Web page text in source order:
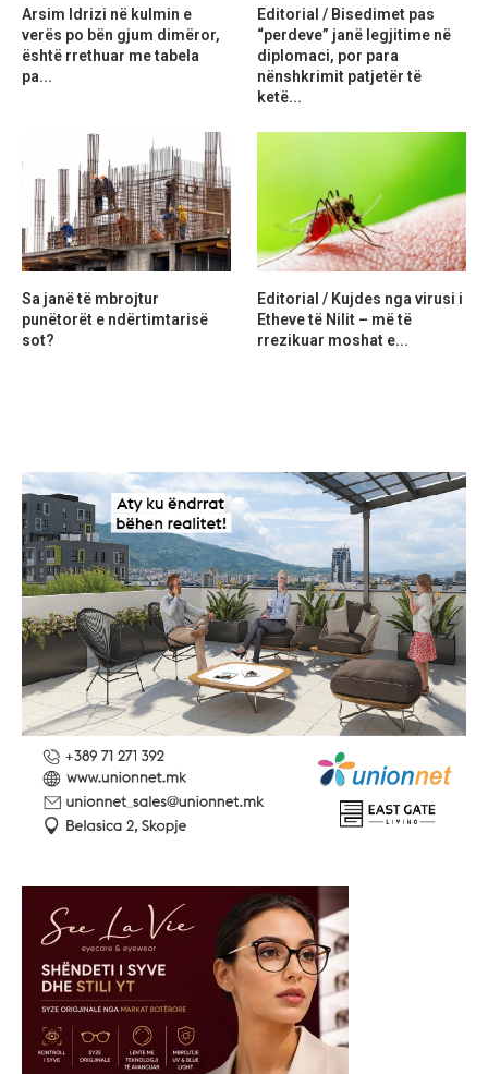
Arsim Idrizi në kulmin e
verës po bën gjum dimëror,
është rrethuar me tabela
pa...
Editorial / Bisedimet pas
“perdeve” janë legjitime në
diplomaci, por para
nënshkrimit patjetër të
ketë...
Sa janë të mbrojtur
punëtorët e ndërtimtarisë
sot?
Editorial / Kujdes nga virusi i
Etheve të Nilit – më të
rrezikuar moshat e...